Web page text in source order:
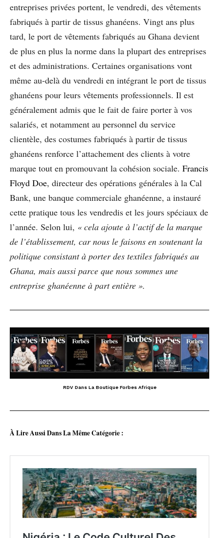
entreprises privées portent, le vendredi, des vêtements
fabriqués à partir de tissus ghanéens. Vingt ans plus
tard, le port de vêtements fabriqués au Ghana devient
de plus en plus la norme dans la plupart des entreprises
et des administrations. Certaines organisations vont
même au-delà du vendredi en intégrant le port de tissus
ghanéens pour leurs vêtements professionnels. Il est
généralement admis que le fait de faire porter à vos
salariés, et notamment au personnel du service
clientèle, des costumes fabriqués à partir de tissus
ghanéens renforce l’attachement des clients à votre
marque tout en promouvant la cohésion sociale. Francis
Floyd Doe, directeur des opérations générales à la Cal
Bank, une banque commerciale ghanéenne, a instauré
cette pratique tous les vendredis et les jours spéciaux de
l’année. Selon lui, « cela ajoute à l’actif de la marque
de l’établissement, car nous le faisons en soutenant la
politique consistant à porter des textiles fabriqués au
Ghana, mais aussi parce que nous sommes une
entreprise ghanéenne à part entière ».
RDV Dans La Boutique Forbes Afrique
À Lire Aussi Dans La Même Catégorie :